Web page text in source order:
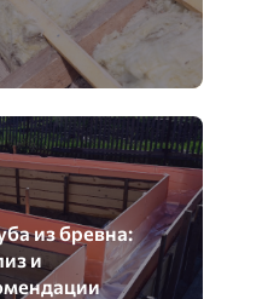
из бревна:
и